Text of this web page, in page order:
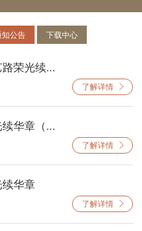
公告 下载中心
荣光续...
了解详情
华章（...
了解详情
华章
了解详情